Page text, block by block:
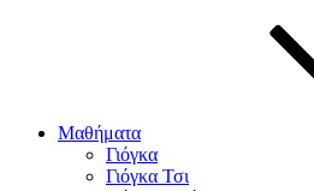
Μαθήματα
Γιόγκα
Γιόγκα Τσι